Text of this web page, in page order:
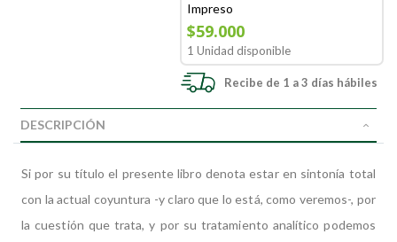
Impreso
$59.000
1 Unidad disponible
Recibe de 1 a 3 días hábiles
DESCRIPCIÓN
Si por su título el presente libro denota estar en sintonía total
con la actual coyuntura -y claro que lo está, como veremos-, por
la cuestión que trata, y por su tratamiento analítico podemos